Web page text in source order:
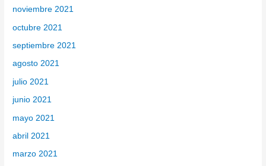
noviembre 2021
octubre 2021
septiembre 2021
agosto 2021
julio 2021
junio 2021
mayo 2021
abril 2021
marzo 2021